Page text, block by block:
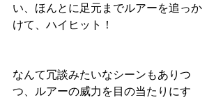
い、ほんとに足元までルアーを追っか
けて、ハイヒット！
なんて冗談みたいなシーンもありつ
つ、ルアーの威力を目の当たりにす